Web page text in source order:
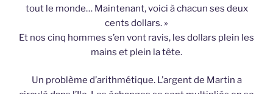
tout le monde… Maintenant, voici à chacun ses deux
cents dollars. »
Et nos cinq hommes s’en vont ravis, les dollars plein les
mains et plein la tête.
Un problème d’arithmétique. L’argent de Martin a